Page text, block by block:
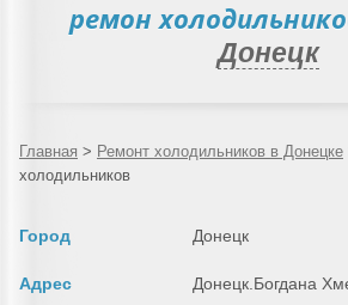
ремон
Донецк
Главная > Ремонт холодильников в Донецке
холодильников
Город Донецк
Адрес Донецк.Богдана